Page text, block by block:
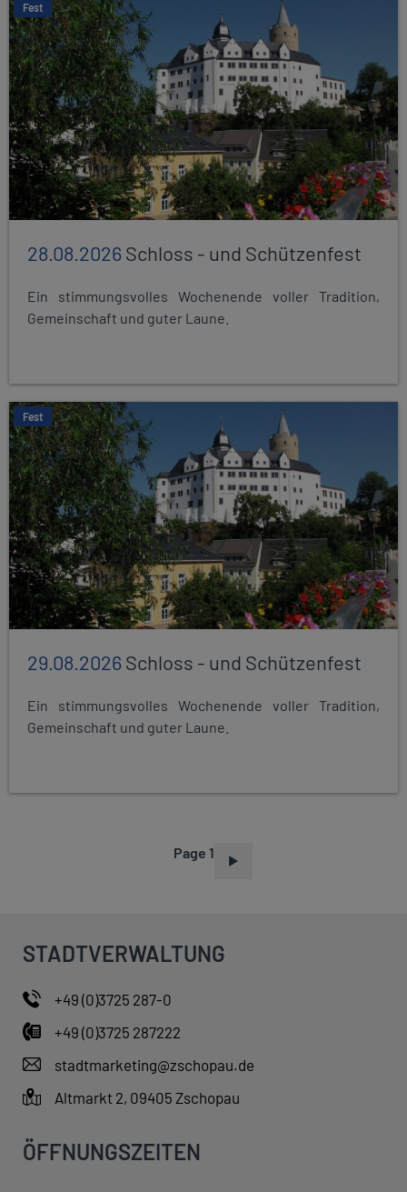
Fest
28.08.2026Schloss - und Schützenfest
Ein stimmungsvolles Wochenende voller Tradition,
Gemeinschaft und guter Laune.
Fest
29.08.2026Schloss - und Schützenfest
Ein stimmungsvolles Wochenende voller Tradition,
Gemeinschaft und guter Laune.
Page 1
STADTVERWALTUNG
+49 (0)3725 287-0
+49 (0)3725 287222
stadtmarketing@zschopau.de
Altmarkt 2, 09405 Zschopau
ÖFFNUNGSZEITEN